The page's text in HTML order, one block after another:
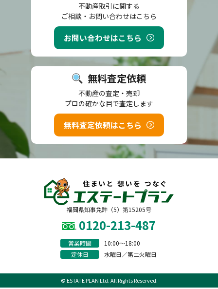
不動産取引に関する
ご相談・お問い合わせはこちら
お問い合わせはこちら
無料査定依頼
不動産の査定・売却
プロの確かな目で査定します
無料査定依頼はこちら
福岡県知事免許（5）第15205号
0120-213-487
営業時間
10:00〜18:00
定休日
水曜日／第二火曜日
© ESTATE PLAN Ltd. All Rights Reserved.